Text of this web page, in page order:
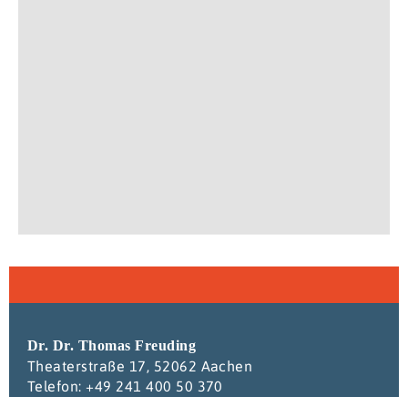
Dr. Dr. Thomas Freuding
Theaterstraße 17, 52062 Aachen
Telefon: +49 241 400 50 370